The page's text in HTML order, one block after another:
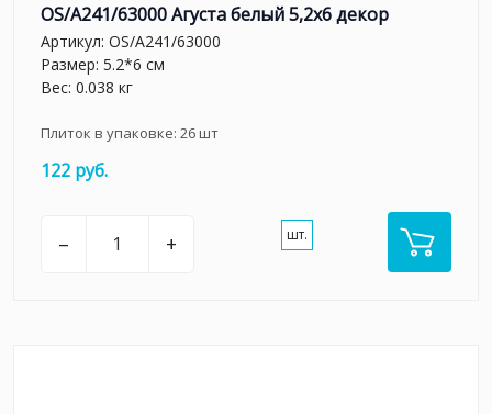
OS/A241/63000 Агуста белый 5,2х6 декор
Артикул: OS/A241/63000
Размер: 5.2*6 см
Вес: 0.038 кг
Плиток в упаковке: 26шт
122 руб.
– + шт.